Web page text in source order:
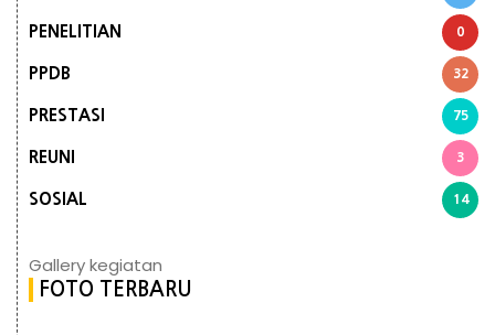
PENELITIAN 0
PPDB 32
PRESTASI 75
REUNI 3
SOSIAL 14
Gallery kegiatan
FOTO TERBARU